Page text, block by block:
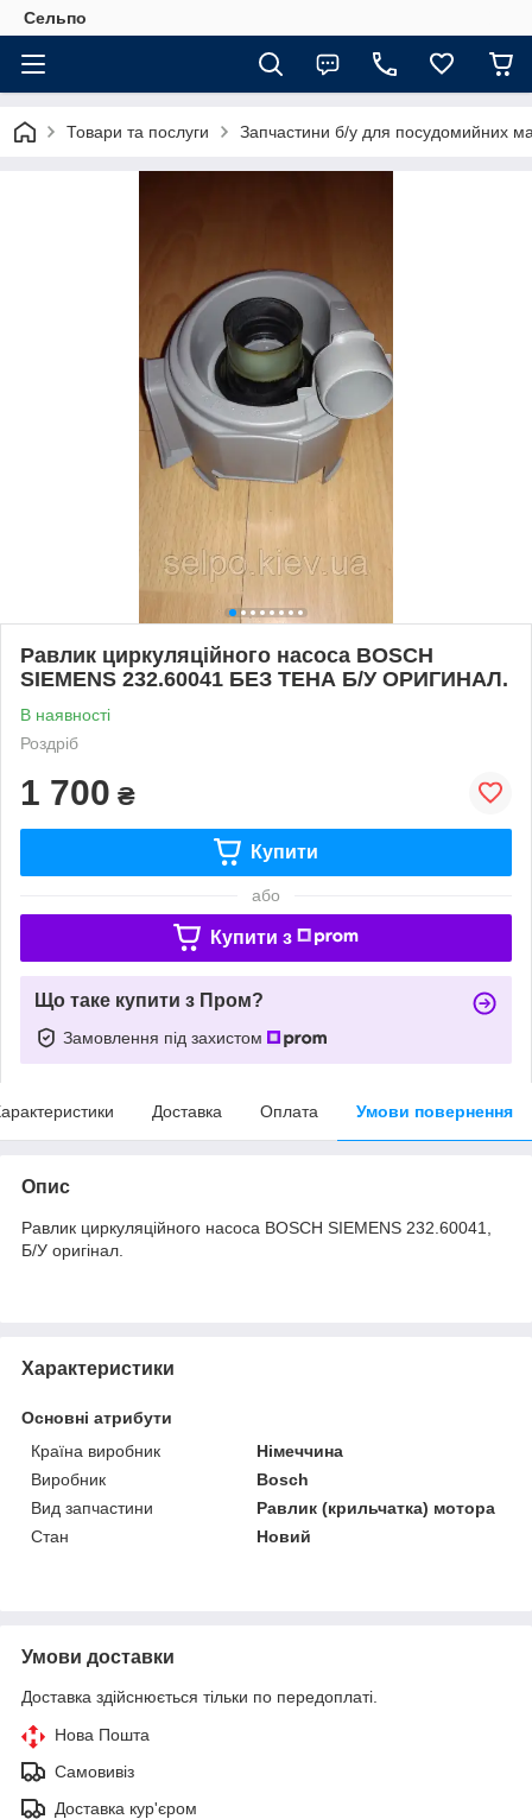
Сельпо
Товари та послуги Запчастини б/у для посудомийних
Равлик циркуляційного насоса BOSCH
SIEMENS 232.60041 БЕЗ ТЕНА Б/У ОРИГИНАЛ.
В наявності
Роздріб
1 700 ₴
Купити
або
Купити з
Що таке купити з Пром?
Замовлення під захистом
Доставка Оплата Умови повернення
Опис
Равлик циркуляційного насоса BOSCH SIEMENS 232.60041,
Б/У оригінал.
Характеристики
Основні атрибути
Країна виробник
Німеччина
Виробник
Bosch
Вид запчастини
Равлик (крильчатка) мотора
Стан
Новий
Умови доставки
Доставка здійснюється тільки по передоплаті.
Нова Пошта
Самовивіз
Доставка кур'єром